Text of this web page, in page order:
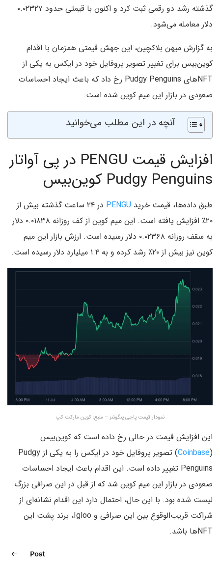
گذشته رشد دو رقمی ثبت کرد و اکنون با قیمتی حدود ۰.۰۲۳۲۷
دلار معامله می‌شود.
به گزارش میهن بلاکچین، این جهش قیمتی همزمان با اقدام
کوین‌بیس برای تغییر تصویر پروفایل خود در ایکس به یکی از
NFTهای Pudgy Penguins رخ داد که باعث ایجاد احساسات
صعودی در بازار این میم کوین شده است.
آنچه در این مطلب می‌خوانید
افزایش قیمت PENGU در پی آواتار
Pudgy Penguins کوین‌بیس
طبق داده‌ها، قیمت خرید PENGU
در ۲۴ ساعت گذشته بیش از
۲۰٪ افزایش یافته است. این میم کوین از کف روزانه ۰.۰۱۸۳۸ دلار
به سقف روزانه ۰.۰۲۳۶۸ دلار رسیده است. ارزش بازار این میم
کوین نیز بیش از ۲۰٪ رشد کرده و به ۱.۴ میلیارد دلار رسیده است.
نمودار قیمت پاجی پنگوئنز – منبع: کوین مارکت کپ
این افزایش قیمت در حالی رخ داده است که کوین‌بیس
(
Coinbase
) تصویر پروفایل خود در ایکس را به یکی از Pudgy
Penguins تغییر داده است. این اقدام باعث ایجاد احساسات
صعودی در بازار این میم کوین شد که از قبل در این صرافی بزرگ
لیست شده بود. با این حال، احتمال دارد این اقدام نشانه‌ای از
شراکت قریب‌الوقوع بین این صرافی و Igloo، برند پشت این
NFTها باشد.